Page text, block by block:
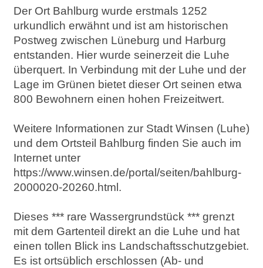
Der Ort Bahlburg wurde erstmals 1252
urkundlich erwähnt und ist am historischen
Postweg zwischen Lüneburg und Harburg
entstanden. Hier wurde seinerzeit die Luhe
überquert. In Verbindung mit der Luhe und der
Lage im Grünen bietet dieser Ort seinen etwa
800 Bewohnern einen hohen Freizeitwert.
Weitere Informationen zur Stadt Winsen (Luhe)
und dem Ortsteil Bahlburg finden Sie auch im
Internet unter
https://www.winsen.de/portal/seiten/bahlburg-
2000020-20260.html.
Dieses *** rare Wassergrundstück *** grenzt
mit dem Gartenteil direkt an die Luhe und hat
einen tollen Blick ins Landschaftsschutzgebiet.
Es ist ortsüblich erschlossen (Ab- und